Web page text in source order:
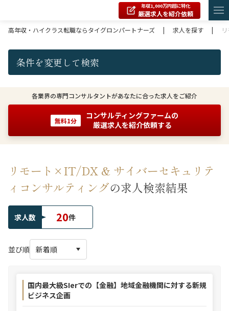
年収1,000万円超に特化
厳選求人を紹介依頼
高年収・ハイクラス転職ならタイグロンパートナーズ
| 求人を探す |
条件を変更して検索
各業界の専門コンサルタントがあなたに合った求人をご紹介
無料1分
コンサルティングファームの
厳選求人を紹介依頼する
リモート×IT/DX & サイバーセキュリテ
ィコンサルティングの求人検索結果
求人数 20件
並び順
国内最大級SIerでの【金融】地域金融機関に対する新規
ビジネス企画